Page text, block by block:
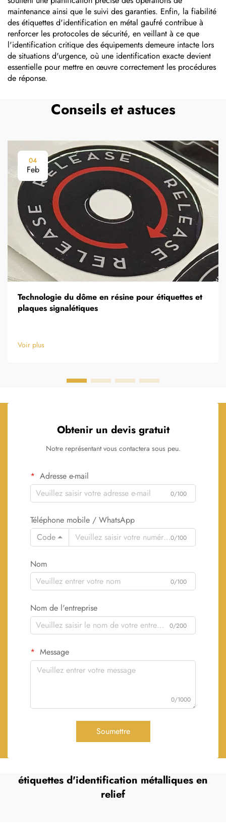
maintenance ainsi que le suivi des garanties. Enfin, la fiabilité
des étiquettes d'identification en métal gaufré contribue à
renforcer les protocoles de sécurité, en veillant à ce que
l'identification critique des équipements demeure intacte lors
de situations d'urgence, où une identification exacte devient
essentielle pour mettre en œuvre correctement les procédures
de réponse.
Conseils et astuces
04
Feb
Technologie du dôme en résine pour étiquettes et
plaques signalétiques
Voir plus
Obtenir un devis gratuit
Notre représentant vous contactera sous peu.
Adresse e-mail
0/100
Téléphone mobile / WhatsApp
Code
0/100
Nom
0/100
Nom de l'entreprise
0/200
Message
0/1000
Soumettre
étiquettes d'identification métalliques en
relief